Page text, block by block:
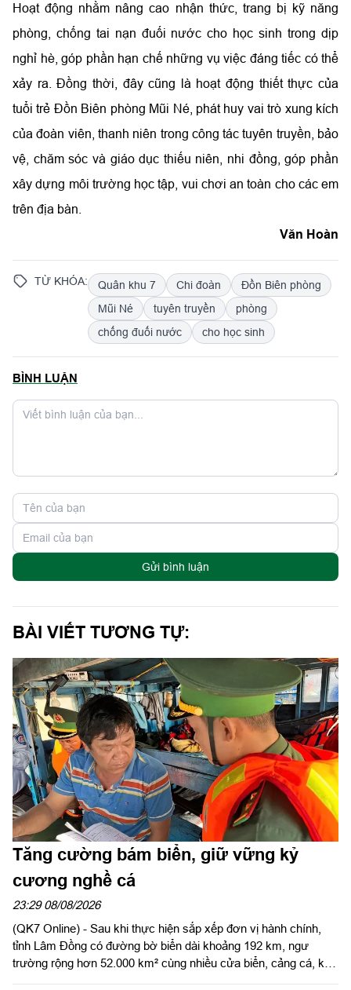
Hoạt động nhằm nâng cao nhận thức, trang bị kỹ năng
phòng, chống tai nạn đuối nước cho học sinh trong dịp
nghỉ hè, góp phần hạn chế những vụ việc đáng tiếc có thể
xảy ra. Đồng thời, đây cũng là hoạt động thiết thực của
tuổi trẻ Đồn Biên phòng Mũi Né, phát huy vai trò xung kích
của đoàn viên, thanh niên trong công tác tuyên truyền, bảo
vệ, chăm sóc và giáo dục thiếu niên, nhi đồng, góp phần
xây dựng môi trường học tập, vui chơi an toàn cho các em
trên địa bàn.
Văn Hoàn
TỪ KHÓA: Quân khu 7 Chi đoàn
Đồn Biên phòng
Mũi Né
tuyên truyền
phòng
chống đuối nước
cho học sinh
BÌNH LUẬN
Gửi bình luận
BÀI VIẾT TƯƠNG TỰ:
Tăng cường bám biển, giữ vững kỷ
cương nghề cá
23:29 08/08/2026
(QK7 Online) - Sau khi thực hiện sắp xếp đơn vị hành chính,
tỉnh Lâm Đồng có đường bờ biển dài khoảng 192 km, ngư
trường rộng hơn 52.000 km² cùng nhiều cửa biển, cảng cá, khu